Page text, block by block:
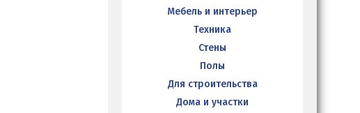
Мебель и интерьер
Техника
Стены
Полы
Для строительства
Дома и участки